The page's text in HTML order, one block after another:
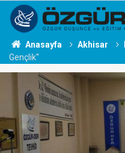
Anasayfa Akhisar
Gençlik''